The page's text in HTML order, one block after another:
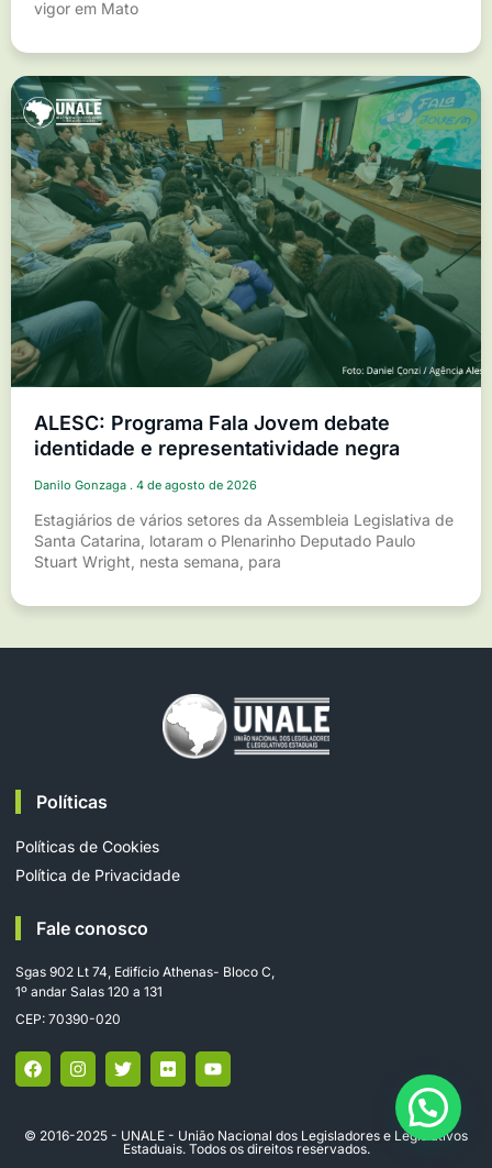
vigor em Mato
ALESC: Programa Fala Jovem debate
identidade e representatividade negra
Danilo Gonzaga 4 de agosto de 2026
Estagiários de vários setores da Assembleia Legislativa de
Santa Catarina, lotaram o Plenarinho Deputado Paulo
Stuart Wright, nesta semana, para
Políticas
Políticas de Cookies
Política de Privacidade
Fale conosco
Sgas 902 Lt 74, Edifício Athenas- Bloco C,
1º andar Salas 120 a 131
CEP: 70390-020
© 2016-2025 - UNALE - União Nacional dos Legisladores e Legislativos
Estaduais. Todos os direitos reservados.